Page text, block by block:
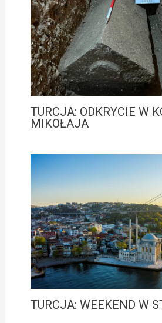
TURCJA: ODKRYCIE W
MIKOŁAJA
TURCJA: WEEKEND W